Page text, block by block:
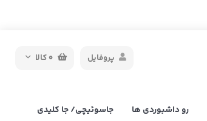
0کالا پروفایل
رو داشبوردی ها
جاسوئیچی/ جا کلیدی